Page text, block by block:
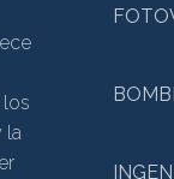
los
la